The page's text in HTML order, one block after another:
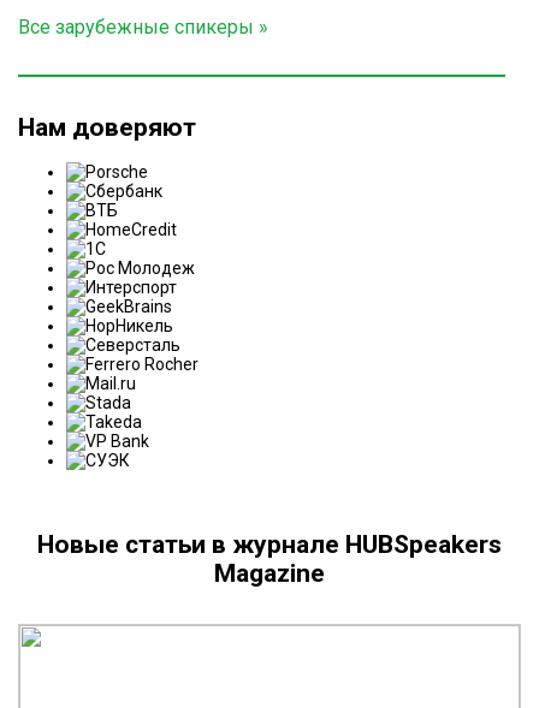
Все зарубежные спикеры »
Нам доверяют
Новые статьи в журнале HUBSpeakers
Magazine